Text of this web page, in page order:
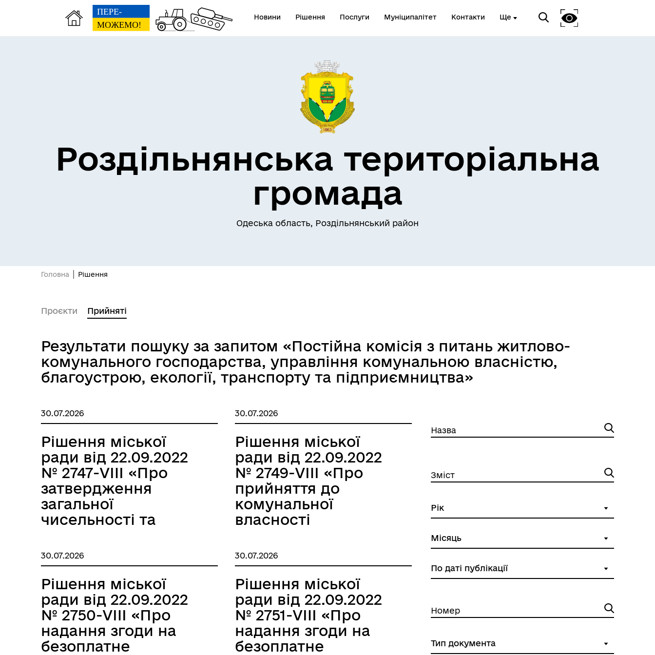
Новини Рішення Послуги Муніципалітет Контакти Ще
Пам’яті військових громади
сімей
Роздільнянська територіальна
громада
Одеська область, Роздільнянський район
Головна Рішення
Проєкти Прийняті
Результати пошуку за запитом «Постійна комісія з питань житлово-
комунального господарства, управління комунальною власністю,
благоустрою, екології, транспорту та підприємництва»
30.07.2026
Рішення міської
ради від 22.09.2022
№ 2747-VIII «Про
затвердження
загальної
чисельності та
Комунального
підприємства
«Роздільнатеплокомуненерго»»
30.07.2026
Рішення міської
ради від 22.09.2022
№ 2749-VIII «Про
прийняття до
комунальної
власності
міської
територіальної
громади об’єктів
нерухомого майна,
що належали до
комунальної
власності
30.07.2026
Рішення міської
ради від 22.09.2022
№ 2750-VIII «Про
надання згоди на
безоплатне
30.07.2026
Рішення міської
ради від 22.09.2022
№ 2751-VIII «Про
надання згоди на
безоплатне
Назва
Зміст
Номер